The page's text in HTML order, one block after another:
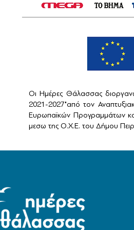
Οι Ημέρες Θάλασσας
2021-2027"από τον
Ευρωπαϊκών Προγραμμάτων
μεσω της Ο.Χ.Ε. του Δήμου